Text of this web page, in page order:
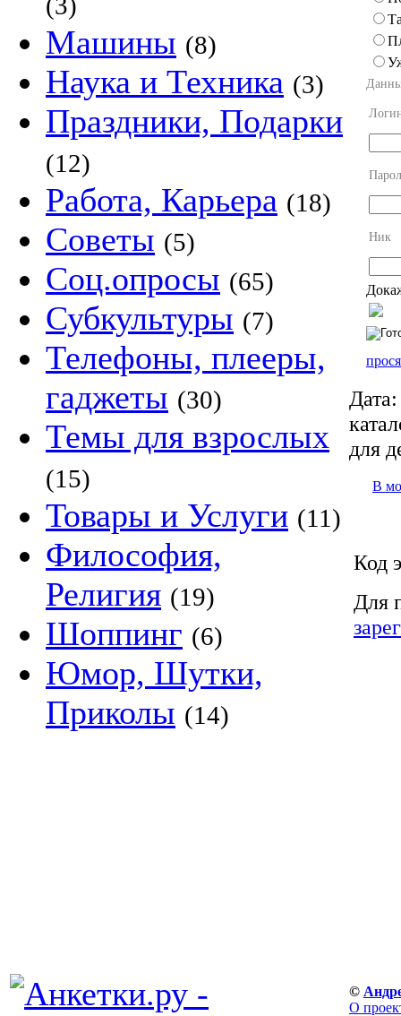
Машины (8)
Наука и Техника (3)
Праздники, Подарки
(12)
Работа, Карьера (18)
Советы (5)
Соц.опросы (65)
Субкультуры (7)
Телефоны, плееры,
гаджеты (30)
Темы для взрослых
(15)
Товары и Услуги (11)
Философия,
Религия (19)
Шоппинг (6)
Юмор, Шутки,
Приколы (14)
Ник
Дата:
для
В
Код
Для
©
О